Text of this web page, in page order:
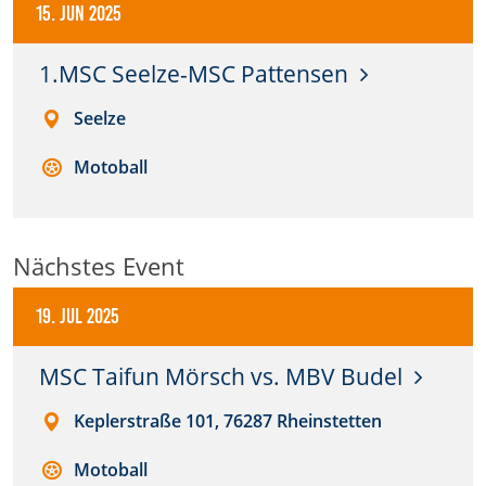
15. Jun 2025
1.MSC Seelze-MSC Pattensen
Seelze
Motoball
Nächstes Event
19. Jul 2025
MSC Taifun Mörsch vs. MBV Budel
Keplerstraße 101, 76287 Rheinstetten
Motoball
DMSB
Zweck:
verwendeten Hintergrundbildern der Website.
Name:
cookie_consent
Anbieter: